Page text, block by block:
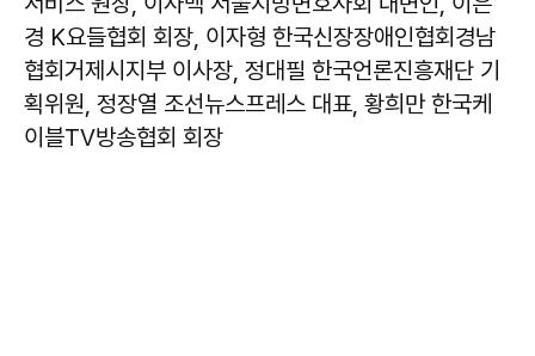
경 K요들협회 회장, 이자형 한국신장장애인협회경남
협회거제시지부 이사장, 정대필 한국언론진흥재단 기
획위원, 정장열 조선뉴스프레스 대표, 황희만 한국케
이블TV방송협회 회장